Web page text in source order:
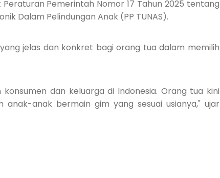
Pemerintah Nomor 17 Tahun 2025 tentang
Dalam Pelindungan Anak (PP TUNAS).
jelas dan konkret bagi orang tua dalam memilih
dan keluarga di Indonesia. Orang tua kini
anak bermain gim yang sesuai usianya," ujar